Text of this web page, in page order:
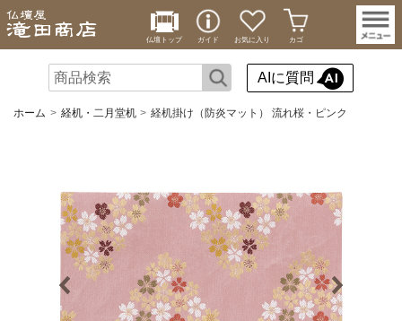
仏壇トップ ガイド お気に入り カゴ
AIに質問
ホーム 経机・二月堂机 経机掛け（防炎マット） 流れ桜・ピンク